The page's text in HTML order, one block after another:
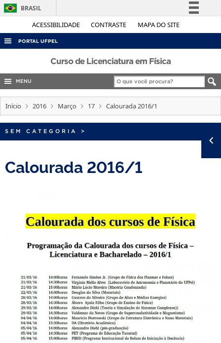
ACESSIBILIDADE CONTRASTE MAPA DO SITE
BRASIL
Simplifique!
Legislação
Canais
PORTAL UFPEL
ACESSO À INFORMAÇÃO
AUDITORIA
CONCURSOS
INTERNACIONAL
Curso de Licenciatura em Física
MENU
Início 2016 Março 17 Calourada 2016/1
SEM CATEGORIA >
Calourada 2016/1